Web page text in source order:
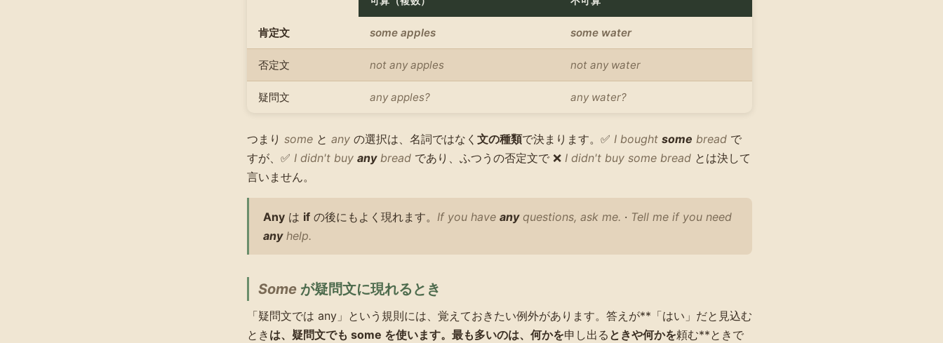
肯定文 some apples some water
否定文 not any apples not any water
疑問文 any apples? any water?
つまり some と any の選択は、名詞ではなく 文の種類で決まります。✅ I bought some bread で
すが、✅ I didn't buy anybread であり、ふつうの否定文で ❌ I didn't buy some bread とは決して
言いません。
Any は if の後にもよく現れます。 If you have anyquestions, ask me. · Tell me if you need
anyhelp.
Someが疑問文に現れるとき
「疑問文では any」という規則には、覚えておきたい例外があります。答えが**「はい」だと見込む
とき は、疑問文でも some を使います。最も多いのは、何かを申し出る ときや何かを頼む**ときで